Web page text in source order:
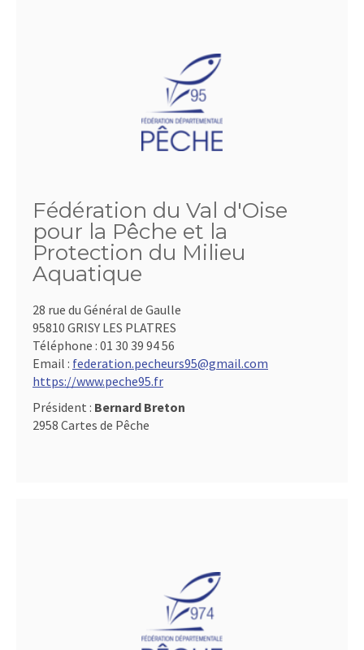
Fédération du Val d'Oise
pour la Pêche et la
Protection du Milieu
Aquatique
28 rue du Général de Gaulle
95810 GRISY LES PLATRES
Téléphone : 01 30 39 94 56
Email : federation.pecheurs95@gmail.com
https://www.peche95.fr
Président : Bernard Breton
2958 Cartes de Pêche